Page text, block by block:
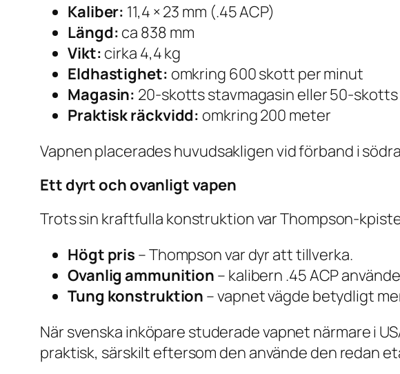
Kaliber: 11,4 × 23 mm (.45 ACP)
Längd: ca 838 mm
Vikt: cirka 4,4 kg
Eldhastighet: omkring 600 skott per minut
Magasin: 20-skotts stavmagasin eller 50-
Praktisk räckvidd: omkring 200 meter
Vapnen placerades huvudsakligen vid förband i
Ett dyrt och ovanligt vapen
Trots sin kraftfulla konstruktion var Thompson-
Högt pris – Thompson var dyr att tillverka.
Ovanlig ammunition – kalibern .45 ACP
Tung konstruktion – vapnet vägde betydligt
När svenska inköpare studerade vapnet närmare i
praktisk, särskilt eftersom den använde den redan